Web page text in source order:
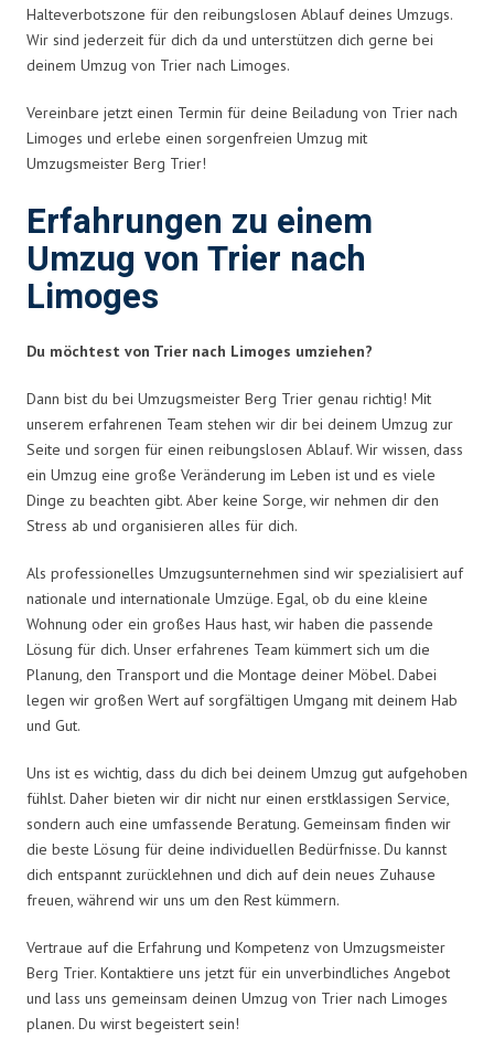
Halteverbotszone für den reibungslosen Ablauf deines Umzugs.
Wir sind jederzeit für dich da und unterstützen dich gerne bei
deinem Umzug von Trier nach Limoges.
Vereinbare jetzt einen Termin für deine Beiladung von Trier nach
Limoges und erlebe einen sorgenfreien Umzug mit
Umzugsmeister Berg Trier!
Erfahrungen zu einem
Umzug von Trier nach
Limoges
Du möchtest von Trier nach Limoges umziehen?
Dann bist du bei Umzugsmeister Berg Trier genau richtig! Mit
unserem erfahrenen Team stehen wir dir bei deinem Umzug zur
Seite und sorgen für einen reibungslosen Ablauf. Wir wissen, dass
ein Umzug eine große Veränderung im Leben ist und es viele
Dinge zu beachten gibt. Aber keine Sorge, wir nehmen dir den
Stress ab und organisieren alles für dich.
Als professionelles Umzugsunternehmen sind wir spezialisiert auf
nationale und internationale Umzüge. Egal, ob du eine kleine
Wohnung oder ein großes Haus hast, wir haben die passende
Lösung für dich. Unser erfahrenes Team kümmert sich um die
Planung, den Transport und die Montage deiner Möbel. Dabei
legen wir großen Wert auf sorgfältigen Umgang mit deinem Hab
und Gut.
Uns ist es wichtig, dass du dich bei deinem Umzug gut aufgehoben
fühlst. Daher bieten wir dir nicht nur einen erstklassigen Service,
sondern auch eine umfassende Beratung. Gemeinsam finden wir
die beste Lösung für deine individuellen Bedürfnisse. Du kannst
dich entspannt zurücklehnen und dich auf dein neues Zuhause
freuen, während wir uns um den Rest kümmern.
Vertraue auf die Erfahrung und Kompetenz von Umzugsmeister
Berg Trier. Kontaktiere uns jetzt für ein unverbindliches Angebot
und lass uns gemeinsam deinen Umzug von Trier nach Limoges
planen. Du wirst begeistert sein!